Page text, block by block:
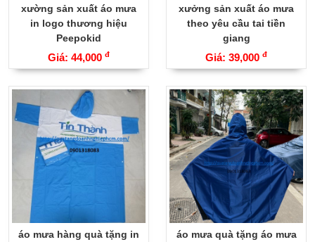
xường sản xuất áo mưa
in logo thương hiệu
Peepokid
Giá: 44,000 đ
xưởng sản xuất áo mưa
theo yêu cầu tai tiền
giang
Giá: 39,000 đ
áo mưa hàng quà tặng in
áo mưa quà tặng áo mưa